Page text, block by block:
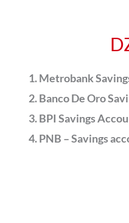
Metrobank
Banco De Oro
BPI Savings
PNB – Savings